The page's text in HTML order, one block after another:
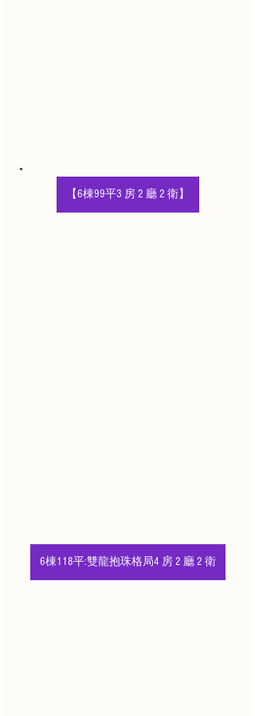
【6棟99平3 房 2 廳 2 衛】
6棟118平:雙龍抱珠格局4 房 2 廳 2 衛